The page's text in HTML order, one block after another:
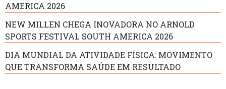
AMERICA 2026
NEW MILLEN CHEGA INOVADORA NO ARNOLD
SPORTS FESTIVAL SOUTH AMERICA 2026
DIA MUNDIAL DA ATIVIDADE FÍSICA: MOVIMENTO
QUE TRANSFORMA SAÚDE EM RESULTADO